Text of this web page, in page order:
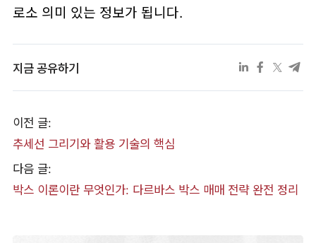
로소 의미 있는 정보가 됩니다.
지금 공유하기
이전 글:
추세선 그리기와 활용 기술의 핵심
다음 글:
박스 이론이란 무엇인가: 다르바스 박스 매매 전략 완전 정리